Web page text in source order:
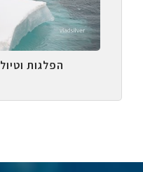
הפלגות